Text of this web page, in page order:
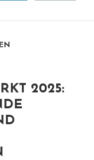
2025: